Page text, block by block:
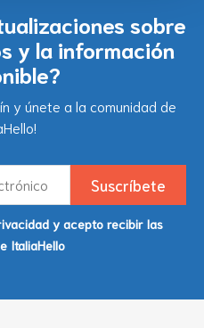
sobre
y la información
y únete a la comunidad de
y acepto recibir las
ItaliaHello